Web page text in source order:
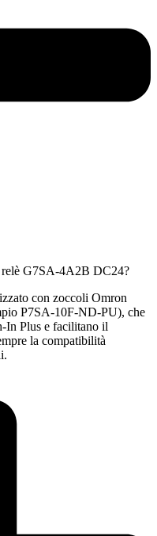
relè G7SA-4A2B DC24?
con zoccoli Omron
P7SA-10F-ND-PU), che
In Plus e facilitano il
la compatibilità